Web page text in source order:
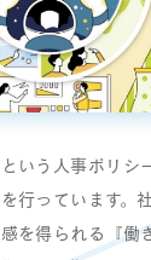
いう人事ポリシ
行っています。
を得られる『働